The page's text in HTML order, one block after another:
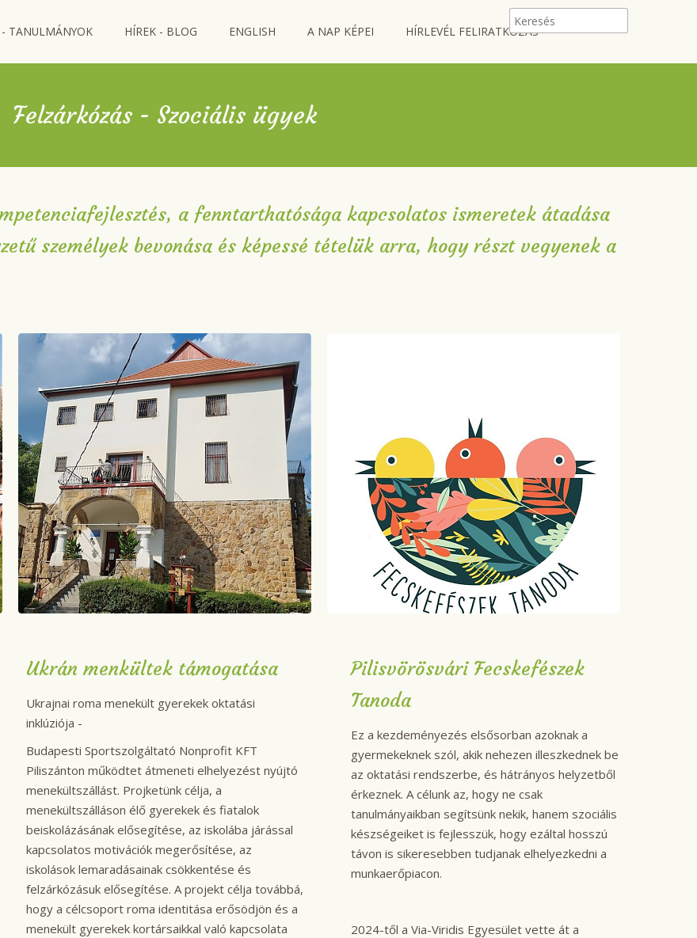
TANULMÁNYOK HÍREK - BLOG ENGLISH A NAP KÉPEI HÍRLEVÉL FELIRATKOZÁS
Felzárkózás - Szociális ügyek
a fenntarthatósága kapcsolatos ismeretek átadása
személyek bevonása és képessé tételük arra, hogy részt vegyenek a
Ukrán menkültek támogatása
Ukrajnai roma menekült gyerekek oktatási
inklúziója -
Budapesti Sportszolgáltató Nonprofit KFT
Piliszánton működtet átmeneti elhelyezést nyújtó
menekültszállást. Projketünk célja, a
menekültszálláson élő gyerekek és fiatalok
beiskolázásának elősegítése, az iskolába járással
kapcsolatos motivációk megerősítése, az
iskolások lemaradásainak csökkentése és
felzárkózásuk elősegítése. A projekt célja továbbá,
hogy a célcsoport roma identitása erősödjön és a
menekült gyerekek kortársaikkal való kapcsolata
Pilisvörösvári Fecskefészek
Tanoda
Ez a kezdeményezés elsősorban azoknak a
gyermekeknek szól, akik nehezen illeszkednek be
az oktatási rendszerbe, és hátrányos helyzetből
érkeznek. A célunk az, hogy ne csak
tanulmányaikban segítsünk nekik, hanem szociális
készségeiket is fejlesszük, hogy ezáltal hosszú
távon is sikeresebben tudjanak elhelyezkedni a
munkaerőpiacon.
2024-től a Via-Viridis Egyesület vette át a